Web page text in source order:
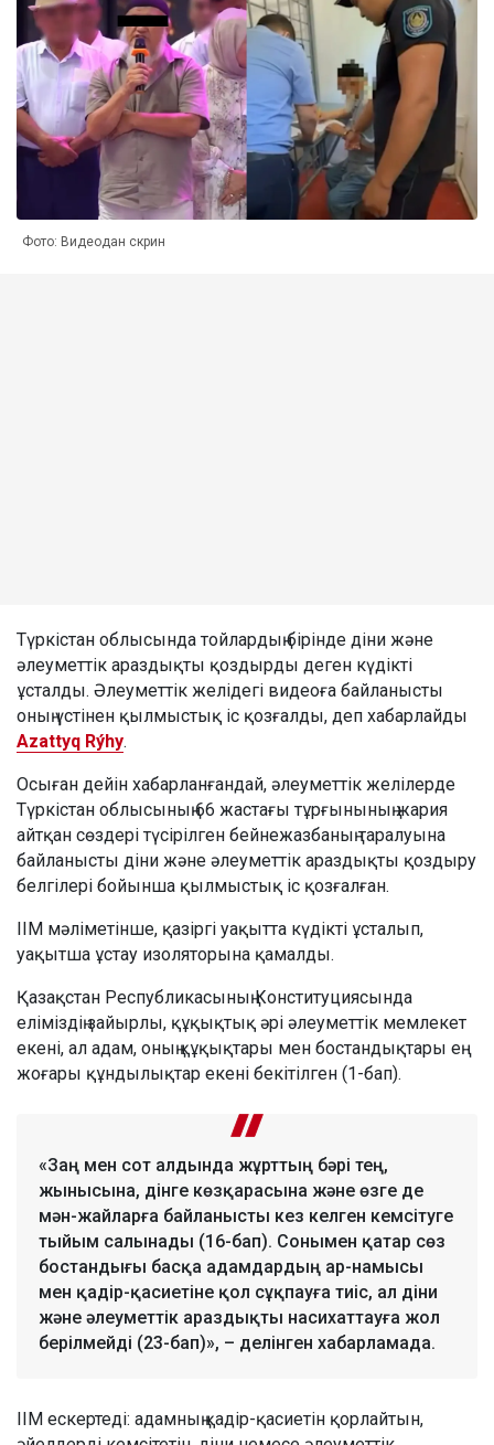
Фото: Видеодан скрин
Түркістан облысында тойлардың бірінде діни және
әлеуметтік араздықты қоздырды деген күдікті
ұсталды. Әлеуметтік желідегі видеоға байланысты
оның үстінен қылмыстық іс қозғалды, деп хабарлайды
Azattyq Rýhy.
Осыған дейін хабарланғандай, әлеуметтік желілерде
Түркістан облысының 66 жастағы тұрғынының жария
айтқан сөздері түсірілген бейнежазбаның таралуына
байланысты діни және әлеуметтік араздықты қоздыру
белгілері бойынша қылмыстық іс қозғалған.
ІІМ мәліметінше, қазіргі уақытта күдікті ұсталып,
уақытша ұстау изоляторына қамалды.
Қазақстан Республикасының Конституциясында
еліміздің зайырлы, құқықтық әрі әлеуметтік мемлекет
екені, ал адам, оның құқықтары мен бостандықтары ең
жоғары құндылықтар екені бекітілген (1-бап).
«Заң мен сот алдында жұрттың бәрі тең,
жынысына, дінге көзқарасына және өзге де
мән-жайларға байланысты кез келген кемсітуге
тыйым салынады (16-бап). Сонымен қатар сөз
бостандығы басқа адамдардың ар-намысы
мен қадір-қасиетіне қол сұқпауға тиіс, ал діни
және әлеуметтік араздықты насихаттауға жол
берілмейді (23-бап)», – делінген хабарламада.
ІІМ ескертеді: адамның қадір-қасиетін қорлайтын,